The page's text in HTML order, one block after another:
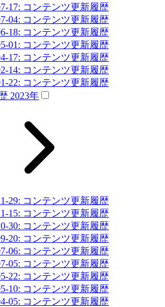
17: コンテンツ更新履歴
04: コンテンツ更新履歴
18: コンテンツ更新履歴
01: コンテンツ更新履歴
17: コンテンツ更新履歴
14: コンテンツ更新履歴
22: コンテンツ更新履歴
2023年
29: コンテンツ更新履歴
15: コンテンツ更新履歴
30: コンテンツ更新履歴
20: コンテンツ更新履歴
06: コンテンツ更新履歴
05: コンテンツ更新履歴
22: コンテンツ更新履歴
10: コンテンツ更新履歴
05: コンテンツ更新履歴